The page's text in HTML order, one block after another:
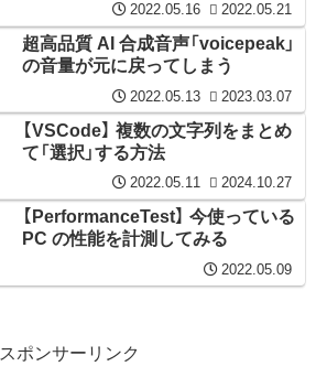
2022.05.16 2022.05.21
超高品質 AI 合成音声「voicepeak」
の音量が元に戻ってしまう
2022.05.13 2023.03.07
【VSCode】 複数の文字列をまとめ
て「選択」する方法
2022.05.11 2024.10.27
【PerformanceTest】 今使っている
PC の性能を計測してみる
2022.05.09
スポンサーリンク